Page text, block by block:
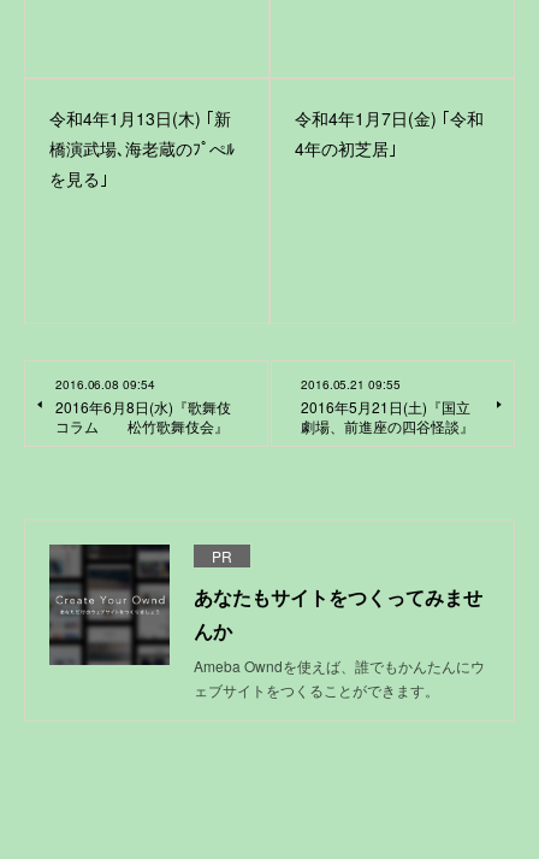
令和4年1月13日(木) ｢新
橋演武場､海老蔵のﾌﾟぺﾙ
を見る｣
令和4年1月7日(金) ｢令和
4年の初芝居｣
2016.06.08 09:54
2016年6月8日(水)『歌舞伎
コラム 松竹歌舞伎会』
2016.05.21 09:55
2016年5月21日(土)『国立
劇場、前進座の四谷怪談』
PR
あなたもサイトをつくってみませ
んか
Ameba Owndを使えば、誰でもかんたんにウ
ェブサイトをつくることができます。